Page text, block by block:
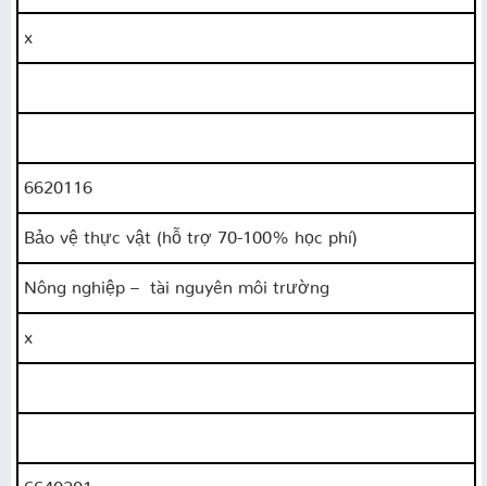
x
6620116
Bảo vệ thực vật (hỗ trợ 70-100% học phí)
Nông nghiệp – tài nguyên môi trường
x
6640201